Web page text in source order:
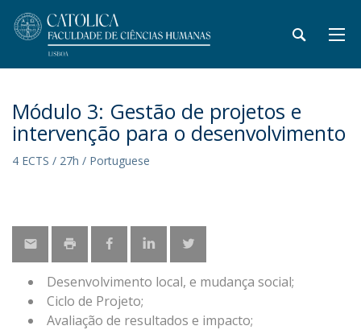
Módulo 3: Gestão de projetos e
intervenção para o desenvolvimento
4 ECTS / 27h / Portuguese
Desenvolvimento local, e mudança social;
Ciclo de Projeto;
Avaliação de resultados e impacto;